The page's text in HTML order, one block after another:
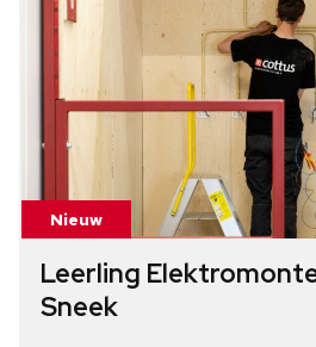
Nieuw
Leerling
Sneek